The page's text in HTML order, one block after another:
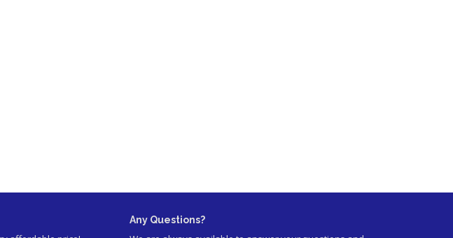
Any Questions?